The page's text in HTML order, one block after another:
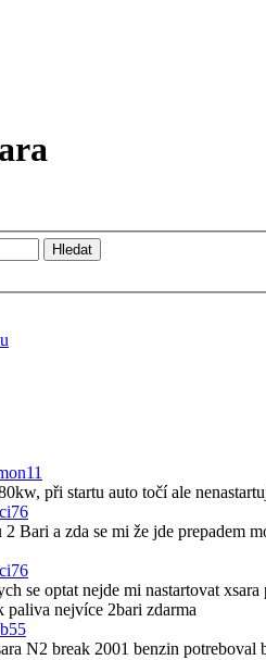
při startu auto točí ale
Bari a zda se mi že jde prepadem
se optat nejde mi nastartovat
paliva nejvíce 2bari zdarma
N2 break 2001 benzin potreboval